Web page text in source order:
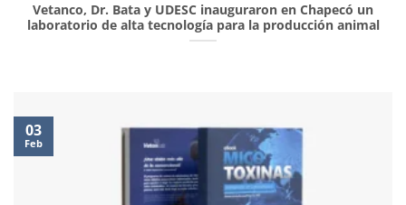
Vetanco, Dr. Bata y UDESC inauguraron en Chapecó un
laboratorio de alta tecnología para la producción animal
03
Feb